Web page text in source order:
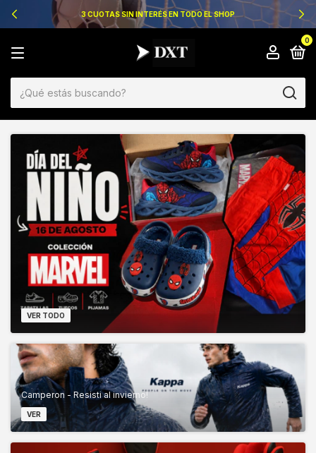
3 CUOTAS SIN INTERÉS EN TODO EL SHOP
0
VER TODO
Camperon - Resisti al invierno!
VER